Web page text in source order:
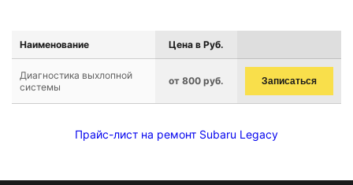
Наименование Цена в Руб.
Диагностика выхлопной
системы
от 800 руб. Записаться
Прайс-лист на ремонт Subaru Legacy